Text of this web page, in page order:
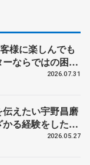
様に楽しんでも
ならではの困難
前キャプテン松
2026.07.31
えたい宇野昌磨
る経験をした本
2026.05.27